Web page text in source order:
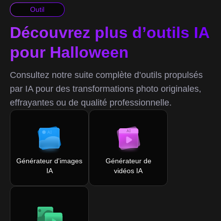
Outil
Découvrez plus d’outils IA
pour Halloween
Consultez notre suite complète d’outils propulsés
par IA pour des transformations photo originales,
effrayantes ou de qualité professionnelle.
Générateur d'images
IA
Générateur de
vidéos IA